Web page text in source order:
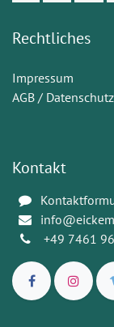
Rechtliches
Impressum
AGB / Datenschutz
Kontakt
+49 7461